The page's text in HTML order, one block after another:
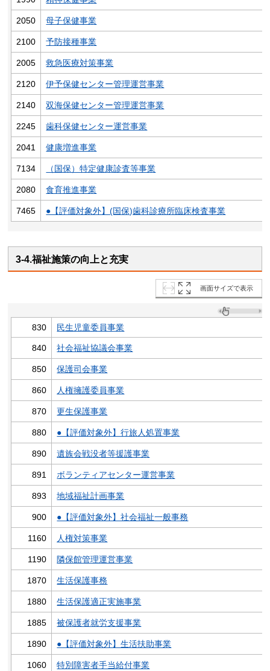
2050 母子保健事業
2100 予防接種事業
2005 救急医療対策事業
2120 伊予保健センター管理運営事業
2140 双海保健センター管理運営事業
2245 歯科保健センター運営事業
2041 健康増進事業
7134 （国保）特定健康診査等事業
2080 食育推進事業
7465 ●【評価対象外】(国保)歯科診療所臨床検査事業
3-4.福祉施策の向上と充実
画面サイズで表示
830 民生児童委員事業
840 社会福祉協議会事業
850 保護司会事業
860 人権擁護委員事業
870 更生保護事業
880 ●【評価対象外】行旅人処置事業
890 遺族会戦没者等援護事業
891 ボランティアセンター運営事業
893 地域福祉計画事業
900 ●【評価対象外】社会福祉一般事務
1160 人権対策事業
1190 隣保館管理運営事業
1870 生活保護事務
1880 生活保護適正実施事業
1885 被保護者就労支援事業
1890 ●【評価対象外】生活扶助事業
1060 特別障害者手当給付事業